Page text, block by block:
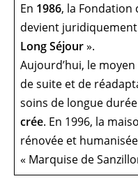
En 1986, la Fondation
devient
Long Séjour».
Aujourd’hui, le
de suite et de
soins de longue
crée. En 1996, la
rénovée et
« Marquise de